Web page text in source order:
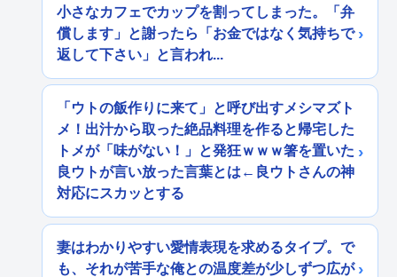
小さなカフェでカップを割ってしまった。「弁
償します」と謝ったら「お金ではなく気持ちで
返して下さい」と言われ...
「ウトの飯作りに来て」と呼び出すメシマズト
メ！出汁から取った絶品料理を作ると帰宅した
トメが「味がない！」と発狂ｗｗｗ箸を置いた
良ウトが言い放った言葉とは←良ウトさんの神
対応にスカッとする
妻はわかりやすい愛情表現を求めるタイプ。で
も、それが苦手な俺との温度差が少しずつ広が